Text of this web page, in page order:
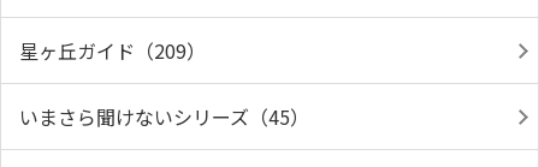
星ヶ丘ガイド（209）
いまさら聞けないシリーズ（45）